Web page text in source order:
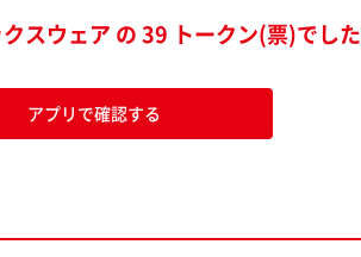
スウェア の 39 トークン(票)でした
アプリで確認する